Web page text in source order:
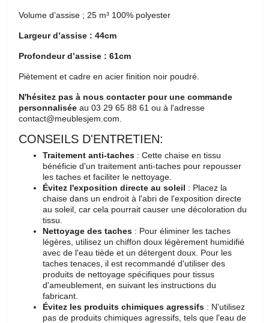
Volume d’assise ; 25 m³ 100% polyester
Largeur d’assise : 44cm
Profondeur d’assise : 61cm
Piètement et cadre en acier finition noir poudré.
N'hésitez pas à nous contacter pour une commande
personnalisée au 03 29 65 88 61 ou à l'adresse
contact@meublesjem.com
CONSEILS D'ENTRETIEN:
Traitement anti-taches : Cette chaise en tissu
bénéficie d'un traitement anti-taches pour repousser
les taches et faciliter le nettoyage.
Évitez l'exposition directe au soleil : Placez la
chaise dans un endroit à l'abri de l'exposition directe
au soleil, car cela pourrait causer une décoloration du
tissu.
Nettoyage des taches : Pour éliminer les taches
légères, utilisez un chiffon doux légèrement humidifié
avec de l'eau tiède et un détergent doux. Pour les
taches tenaces, il est recommandé d'utiliser des
produits de nettoyage spécifiques pour tissus
d'ameublement, en suivant les instructions du
fabricant.
Évitez les produits chimiques agressifs : N'utilisez
pas de produits chimiques agressifs, tels que l'eau de